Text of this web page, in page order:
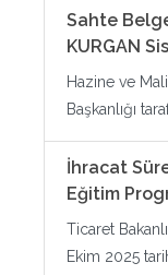
Sahte
KURGAN
Hazine ve
Başkanlığı
İhracat
Eğitim
Ticaret
Ekim 2025